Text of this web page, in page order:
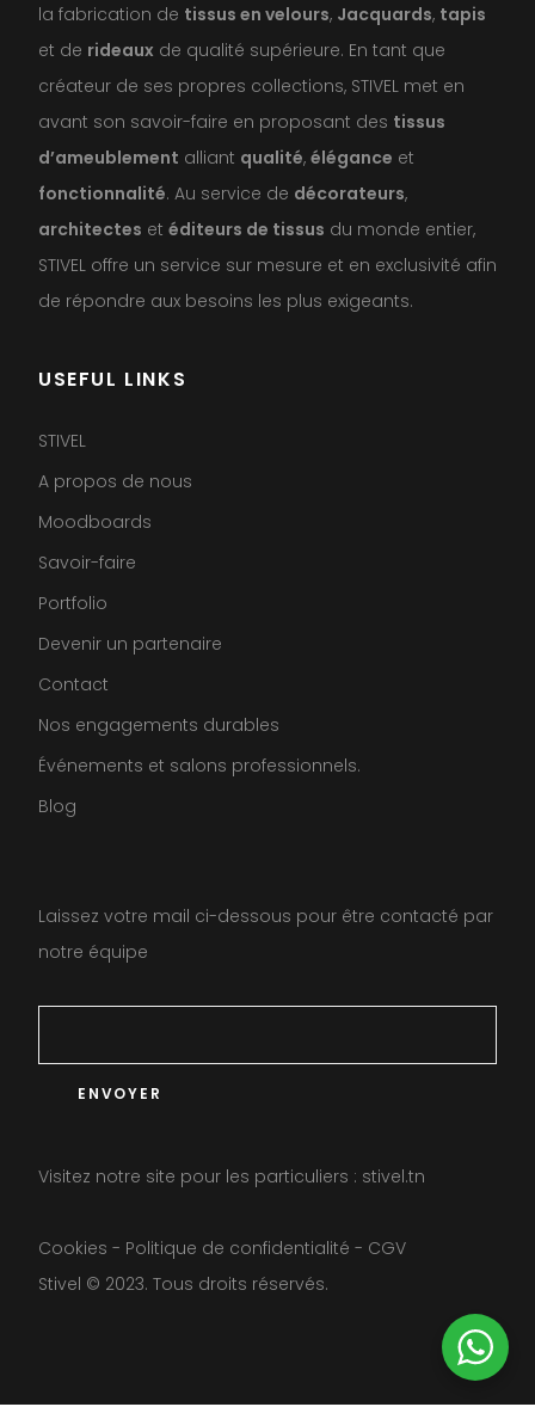
la fabrication de tissus en velours, Jacquards, tapis
et de rideaux de qualité supérieure. En tant que
créateur de ses propres collections, STIVEL met en
avant son savoir-faire en proposant des tissus
d’ameublement alliant qualité, élégance et
fonctionnalité. Au service de décorateurs,
architectes et éditeurs de tissus du monde entier,
STIVEL offre un service sur mesure et en exclusivité afin
de répondre aux besoins les plus exigeants.
USEFUL LINKS
STIVEL
A propos de nous
Moodboards
Savoir-faire
Portfolio
Devenir un partenaire
Contact
Nos engagements durables
Événements et salons professionnels.
Blog
Laissez votre mail ci-dessous pour être contacté par
notre équipe
Visitez notre site pour les particuliers : stivel.tn
Cookies - Politique de confidentialité - CGV
Stivel © 2023. Tous droits réservés.